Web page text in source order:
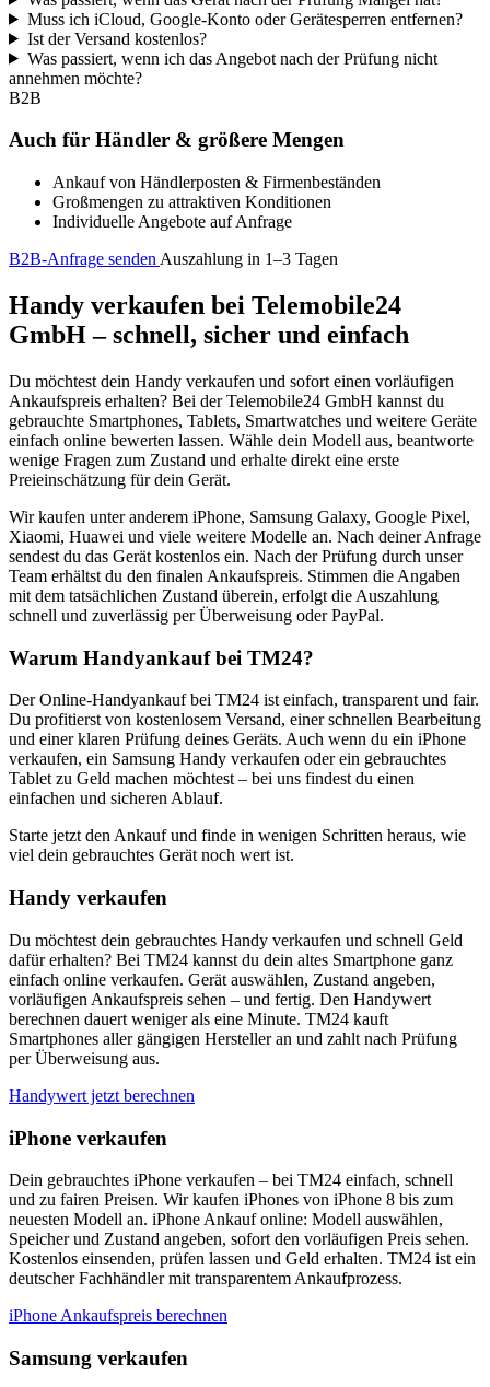
Muss ich iCloud, Google-Konto oder Gerätesperren entfernen?
Ist der Versand kostenlos?
Was passiert, wenn ich das Angebot nach der Prüfung nicht
annehmen möchte?
B2B
Auch für Händler & größere Mengen
Ankauf von Händlerposten & Firmenbeständen
Großmengen zu attraktiven Konditionen
Individuelle Angebote auf Anfrage
B2B-Anfrage senden Auszahlung in 1–3 Tagen
Handy verkaufen bei Telemobile24
GmbH – schnell, sicher und einfach
Du möchtest dein Handy verkaufen und sofort einen vorläufigen
Ankaufspreis erhalten? Bei der Telemobile24 GmbH kannst du
gebrauchte Smartphones, Tablets, Smartwatches und weitere Geräte
einfach online bewerten lassen. Wähle dein Modell aus, beantworte
wenige Fragen zum Zustand und erhalte direkt eine erste
Preieinschätzung für dein Gerät.
Wir kaufen unter anderem iPhone, Samsung Galaxy, Google Pixel,
Xiaomi, Huawei und viele weitere Modelle an. Nach deiner Anfrage
sendest du das Gerät kostenlos ein. Nach der Prüfung durch unser
Team erhältst du den finalen Ankaufspreis. Stimmen die Angaben
mit dem tatsächlichen Zustand überein, erfolgt die Auszahlung
schnell und zuverlässig per Überweisung oder PayPal.
Warum Handyankauf bei TM24?
Der Online-Handyankauf bei TM24 ist einfach, transparent und fair.
Du profitierst von kostenlosem Versand, einer schnellen Bearbeitung
und einer klaren Prüfung deines Geräts. Auch wenn du ein iPhone
verkaufen, ein Samsung Handy verkaufen oder ein gebrauchtes
Tablet zu Geld machen möchtest – bei uns findest du einen
einfachen und sicheren Ablauf.
Starte jetzt den Ankauf und finde in wenigen Schritten heraus, wie
viel dein gebrauchtes Gerät noch wert ist.
Handy verkaufen
Du möchtest dein gebrauchtes Handy verkaufen und schnell Geld
dafür erhalten? Bei TM24 kannst du dein altes Smartphone ganz
einfach online verkaufen. Gerät auswählen, Zustand angeben,
vorläufigen Ankaufspreis sehen – und fertig. Den Handywert
berechnen dauert weniger als eine Minute. TM24 kauft
Smartphones aller gängigen Hersteller an und zahlt nach Prüfung
per Überweisung aus.
Handywert jetzt berechnen
iPhone verkaufen
Dein gebrauchtes iPhone verkaufen – bei TM24 einfach, schnell
und zu fairen Preisen. Wir kaufen iPhones von iPhone 8 bis zum
neuesten Modell an. iPhone Ankauf online: Modell auswählen,
Speicher und Zustand angeben, sofort den vorläufigen Preis sehen.
Kostenlos einsenden, prüfen lassen und Geld erhalten. TM24 ist ein
deutscher Fachhändler mit transparentem Ankaufprozess.
iPhone Ankaufspreis berechnen
Samsung verkaufen